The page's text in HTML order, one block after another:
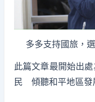
多多支持國旅，
此篇文章最開始出處
民 傾聽和平地區發